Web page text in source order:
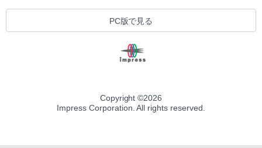
PC版で見る
Copyright ©2026
Impress Corporation. All rights reserved.